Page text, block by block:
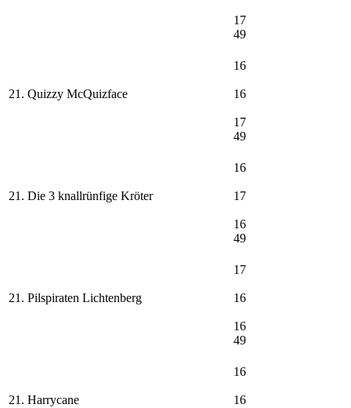
17
49
21. Quizzy McQuizface
16
16
17
49
21. Die 3 knallrünfige Kröter
16
17
16
49
21. Pilspiraten Lichtenberg
17
16
16
49
21. Harrycane
16
16